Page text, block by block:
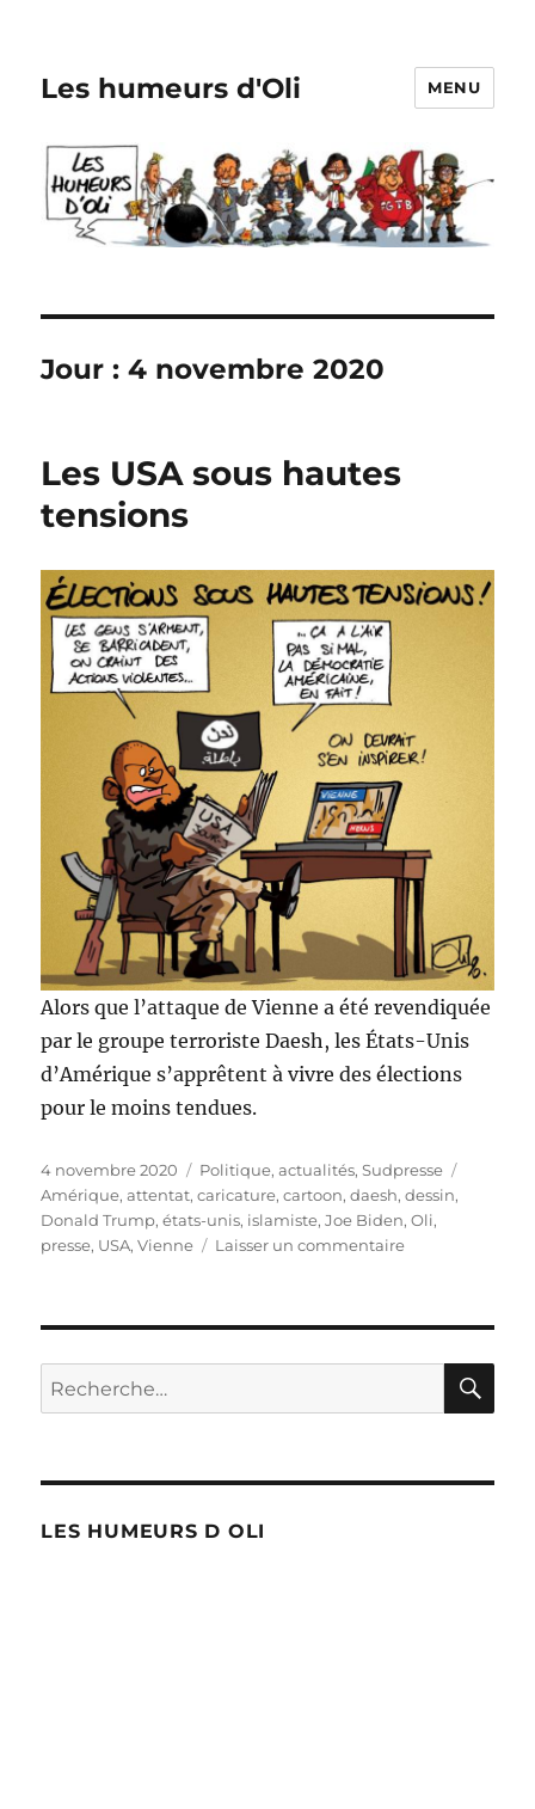
Les humeurs d'Oli MENU
Jour :4 novembre 2020
Les USA sous hautes
tensions
Alors que l’attaque de Vienne a été revendiquée
par le groupe terroriste Daesh, les États-Unis
d’Amérique s’apprêtent à vivre des élections
pour le moins tendues.
Publié
le
4 novembre 2020 Catégories
Politique, actualités,Sudpresse
Amérique,attentat,caricature,cartoon,daesh,dessin,
Donald Trump,états-unis, islamiste,Joe Biden,Oli,
presse, USA,Vienne Laisser un commentairesur
tensions
Recherche
pour :
LES HUMEURS D OLI